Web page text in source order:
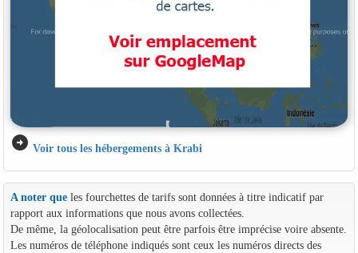
arrow_circle_right Voir tous les hébergements à Krabi
A noter queles fourchettes de tarifs sont données à titre indicatif par
rapport aux informations que nous avons collectées.
De même, la géolocalisation peut être parfois être imprécise voire absente.
Les numéros de téléphone indiqués sont ceux les numéros directs des